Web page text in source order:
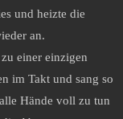
und heizte die
an.
einer einzigen
im Takt und sang so
Hände voll zu tun